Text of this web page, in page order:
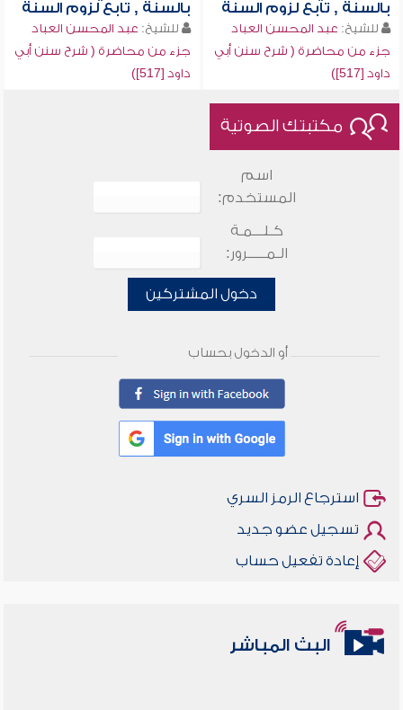
بالسنة , تابع لزوم السنة
للشيخ: عبد المحسن العباد
جزء من محاضرة ( شرح سنن أبي
داود [517])
بالسنة , تابع لزوم السنة
للشيخ: عبد المحسن العباد
جزء من محاضرة ( شرح سنن أبي
داود [517])
مكتبتك الصوتية
اسم
المستخدم:
كـلـــمـة
الـمـــــرور:
دخول المشتركين
أو الدخول بحساب
استرجاع الرمز السري
تسجيل عضو جديد
إعادة تفعيل حساب
البث المباشر